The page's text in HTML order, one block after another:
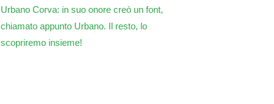
Urbano Corva: in suo onore creò un font,
chiamato appunto Urbano. Il resto, lo
scopriremo insieme!